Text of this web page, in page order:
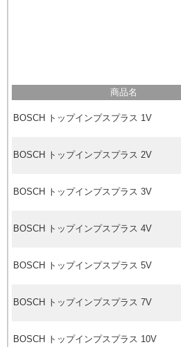
商品名
BOSCH トップインプスプラス 1V
BOSCH トップインプスプラス 2V
BOSCH トップインプスプラス 3V
BOSCH トップインプスプラス 4V
BOSCH トップインプスプラス 5V
BOSCH トップインプスプラス 7V
BOSCH トップインプスプラス 10V